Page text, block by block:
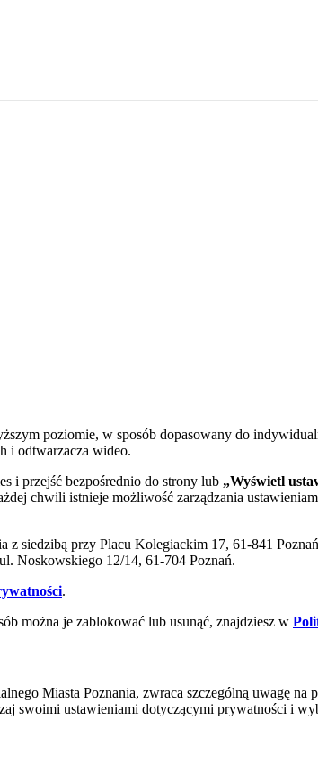
poziomie, w sposób dopasowany do
i odtwarzacza wideo.
i przejść bezpośrednio do strony lub „Wyświetl
chwili istnieje możliwość zarządzania
siedzibą przy Placu Kolegiackim 17, 61-841
Noskowskiego 12/14, 61-704 Poznań.
.
można je zablokować lub usunąć, znajdziesz w
Miasta Poznania, zwraca szczególną uwagę
swoimi ustawieniami dotyczącymi prywatności i